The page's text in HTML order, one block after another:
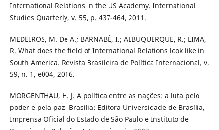
International Relations in the US Academy. International
Studies Quarterly, v. 55, p. 437-464, 2011.
MEDEIROS, M. De A.; BARNABÉ, I.; ALBUQUERQUE, R.; LIMA,
R. What does the field of International Relations look like in
South America. Revista Brasileira de Política Internacional, v.
59, n. 1, e004, 2016.
MORGENTHAU, H. J. A política entre as nações: a luta pelo
poder e pela paz. Brasília: Editora Universidade de Brasília,
Imprensa Oficial do Estado de São Paulo e Instituto de